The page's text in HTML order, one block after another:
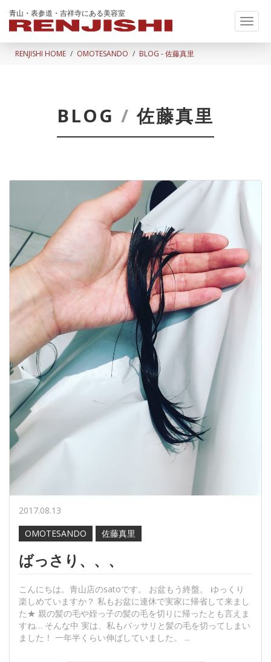
青山・表参道・吉祥寺にある美容室
RENJISHI HOME OMOTESANDO BLOG - 佐藤真里
BLOG / 佐藤真里
2017.08.13
OMOTESANDO
佐藤真里
ばっさり、、、
こんにちは。青山店のsatoです。 お盆もう終盤。 ゆっくり
楽しめていますか？ 私もお盆に連休で実家に帰省して来まし
た★ 親の髪の毛や姪っ子の髪の毛を切りに帰ったとも言えま
すね… そんな中 実は、私もバッサリと髪の毛を切ってしまい
ました！ 一年半くらい伸ばしていました。 ...